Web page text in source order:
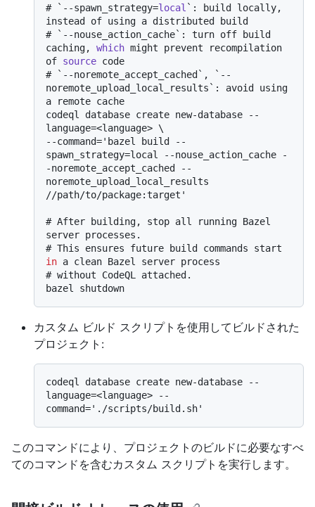
#
`--spawn_strategy=local `: build locally,
instead of using a distributed build
#
`--nouse_action_cache`: turn off build
caching, which might prevent recompilation
of source code
#
`--noremote_accept_cached`, `--
noremote_upload_local_results`: avoid using
a remote cache
codeql database create new-database --
language=<language> \
--command='bazel build --
spawn_strategy=local --nouse_action_cache -
-noremote_accept_cached --
noremote_upload_local_results
# After building, stop all running Bazel
server processes.
#
in a clean Bazel server process
# without CodeQL attached.
カスタム ビルド スクリプトを使用してビルドされた
プロジェクト:
codeql database create new-database --
language=<language> --
このコマンドにより、プロジェクトのビルドに必要なすべ
てのコマンドを含むカスタム スクリプトを実行します。